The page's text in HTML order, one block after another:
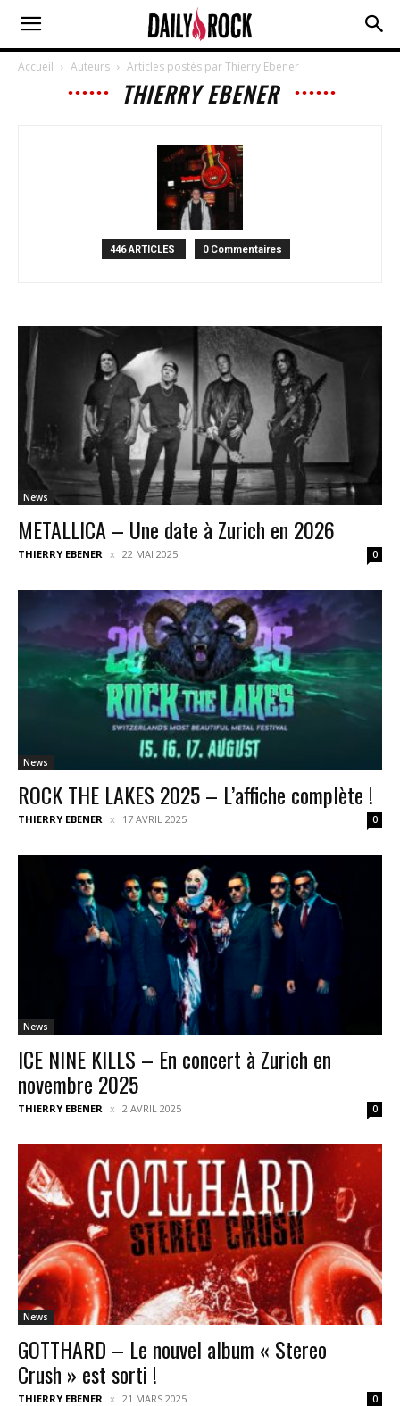
Accueil Auteurs Articles postés par Thierry Ebener
THIERRY EBENER
446 ARTICLES 0 Commentaires
News
METALLICA – Une date à Zurich en 2026
THIERRY EBENER 22 MAI 2025 0
News
ROCK THE LAKES 2025 – L’affiche complète !
THIERRY EBENER 17 AVRIL 2025 0
News
ICE NINE KILLS – En concert à Zurich en
novembre 2025
THIERRY EBENER 2 AVRIL 2025 0
News
GOTTHARD – Le nouvel album « Stereo
Crush » est sorti !
THIERRY EBENER 21 MARS 2025 0